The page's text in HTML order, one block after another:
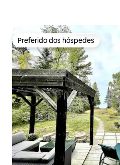
Preferido dos hóspedes
Preferido dos hóspedes